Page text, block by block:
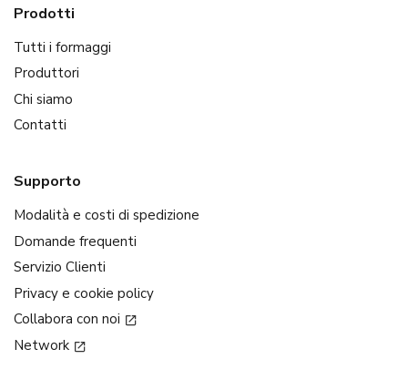
Prodotti
Tutti i formaggi
Produttori
Chi siamo
Contatti
Supporto
Modalità e costi di spedizione
Domande frequenti
Servizio Clienti
Privacy e cookie policy
Collabora con noi
Network